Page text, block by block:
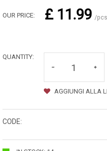
OUR PRICE: £ 11.99 /
QUANTITY:
AGGIUNGI ALLA
CODE: